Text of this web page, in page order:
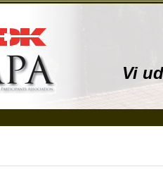
Vi